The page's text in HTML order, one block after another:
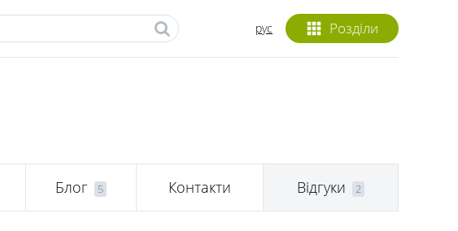
Розділи
рус
Блог 5 Контакти Відгуки 2